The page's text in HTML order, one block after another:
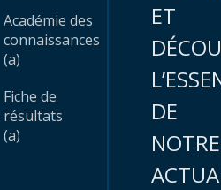
Académie des
connaissances
(a)
Fiche de
résultats
(a)
ET
DE
NOTRE